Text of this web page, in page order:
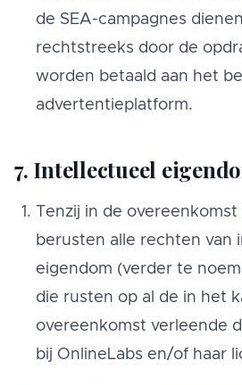
de SEA-campagnes
rechtstreeks door de
worden betaald aan het
advertentieplatform.
7. Intellectueel
Tenzij in de overeenkomst
berusten alle rechten van
eigendom (verder te
die rusten op al de in het
overeenkomst verleende
bij OnlineLabs en/of haar